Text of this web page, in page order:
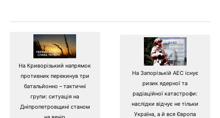
На Криворізький напрямок
противник перекинув три
батальйонно – тактичні
групи: ситуація на
Дніпропетровщині станом
На Запорізькій АЕС існує
ризик ядерної та
радіаційної катастрофи:
наслідки відчує не тільки
Україна, а й вся Європа